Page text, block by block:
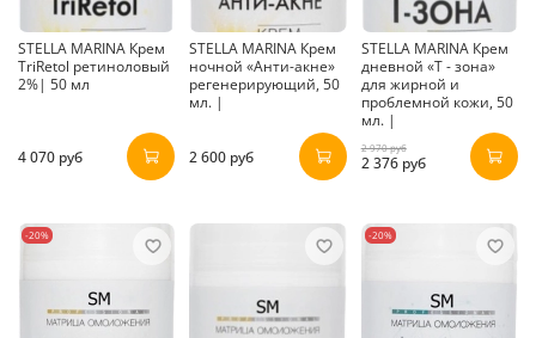
STELLA MARINA Крем
TriRetol ретиноловый
2%| 50 мл
4 070 руб
STELLA MARINA Крем
ночной «Анти-акне»
регенерирующий, 50
мл. |
2 600 руб
STELLA MARINA Крем
дневной «Т - зона»
для жирной и
проблемной кожи, 50
мл. |
2 970 руб
2 376 руб
-20% -20%